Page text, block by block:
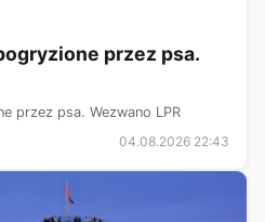
przez psa.
przez psa. Wezwano LPR
04.08.2026 22:43